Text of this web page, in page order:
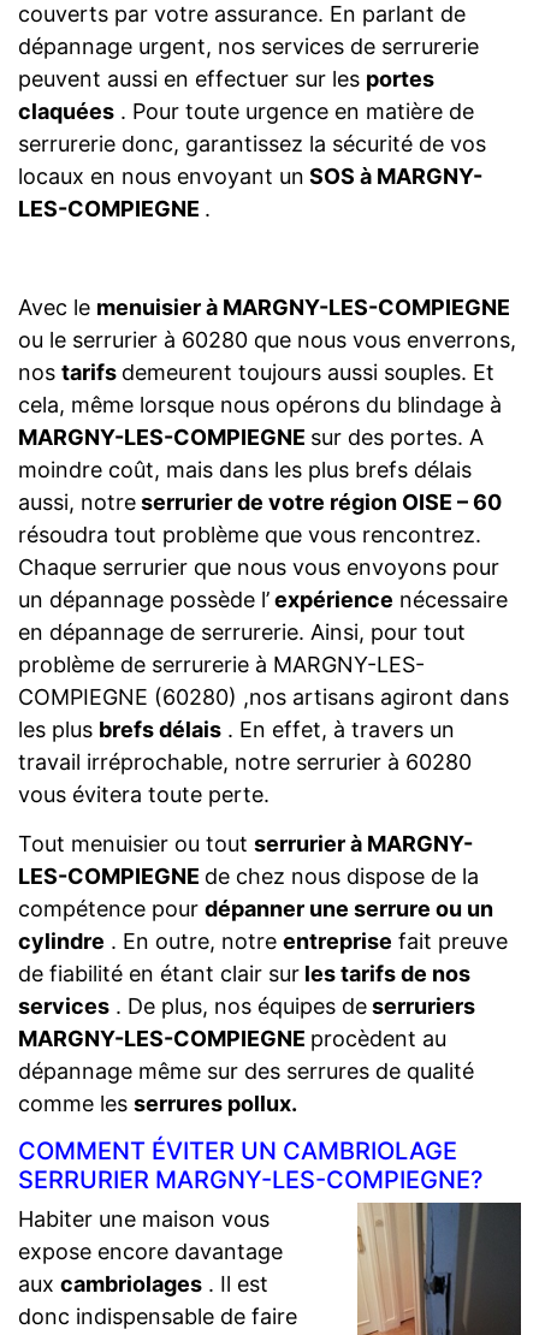
couverts par votre assurance. En parlant de
dépannage urgent, nos services de serrurerie
peuvent aussi en effectuer sur les portes
claquées . Pour toute urgence en matière de
serrurerie donc, garantissez la sécurité de vos
locaux en nous envoyant un SOS à MARGNY-
LES-COMPIEGNE .
Avec le menuisier à MARGNY-LES-COMPIEGNE
ou le serrurier à 60280 que nous vous enverrons,
nos tarifs demeurent toujours aussi souples. Et
cela, même lorsque nous opérons du blindage à
MARGNY-LES-COMPIEGNE sur des portes. A
moindre coût, mais dans les plus brefs délais
aussi, notreserrurier de votre région OISE – 60
résoudra tout problème que vous rencontrez.
Chaque serrurier que nous vous envoyons pour
un dépannage possède l’expérience nécessaire
en dépannage de serrurerie. Ainsi, pour tout
problème de serrurerie à MARGNY-LES-
COMPIEGNE (60280) ,nos artisans agiront dans
les plus brefs délais . En effet, à travers un
travail irréprochable, notre serrurier à 60280
vous évitera toute perte.
Tout menuisier ou tout serrurier à MARGNY-
LES-COMPIEGNE de chez nous dispose de la
compétence pour dépanner une serrure ou un
cylindre . En outre, notre entreprise fait preuve
de fiabilité en étant clair sur les tarifs de nos
services . De plus, nos équipes deserruriers
MARGNY-LES-COMPIEGNE procèdent au
dépannage même sur des serrures de qualité
comme les serrures pollux.
COMMENT ÉVITER UN CAMBRIOLAGE
SERRURIER MARGNY-LES-COMPIEGNE?
Habiter une maison vous
expose encore davantage
aux cambriolages . Il est
donc indispensable de faire